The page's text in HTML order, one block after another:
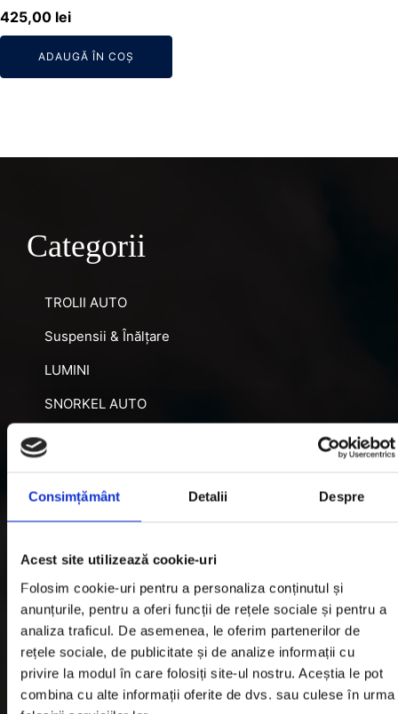
Consimțământ Detalii Despre
Acest site utilizează cookie-uri
Folosim cookie-uri pentru a personaliza conținutul și
anunțurile, pentru a oferi funcții de rețele sociale și pentru a
analiza traficul. De asemenea, le oferim partenerilor de
rețele sociale, de publicitate și de analize informații cu
privire la modul în care folosiți site-ul nostru. Aceștia le pot
combina cu alte informații oferite de dvs. sau culese în urma
425,00 lei
ADAUGĂ ÎN COȘ
Categorii
TROLII AUTO
Suspensii & Înălțare
LUMINI
SNORKEL AUTO
ACCESORII RECUPERARE
DISTANTIERE
Informatii utile
Informatii Livrare
Garantie si Retur